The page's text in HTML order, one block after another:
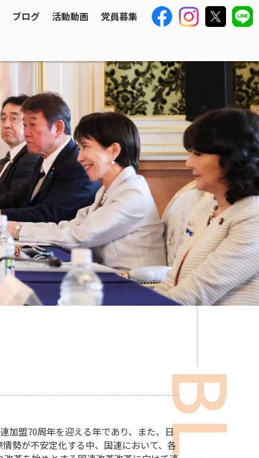
ブログ 活動動画 党員募集
加盟70周年を迎える年であり、また、日
勢が不安定化する中、国連において、各